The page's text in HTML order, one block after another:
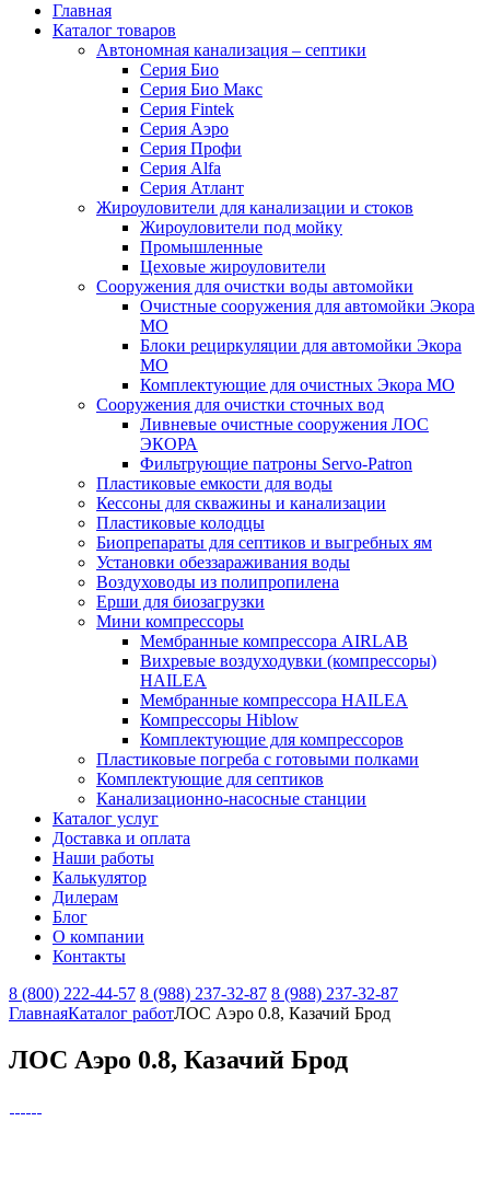
Главная
Каталог товаров
Автономная канализация – септики
Серия Био
Серия Био Макс
Серия Fintek
Серия Аэро
Серия Профи
Серия Alfa
Серия Атлант
Жироуловители для канализации и стоков
Жироуловители под мойку
Промышленные
Цеховые жироуловители
Сооружения для очистки воды автомойки
Очистные сооружения для автомойки Экора
МО
Блоки рециркуляции для автомойки Экора
МО
Комплектующие для очистных Экора МО
Сооружения для очистки сточных вод
Ливневые очистные сооружения ЛОС
ЭКОРА
Фильтрующие патроны Servo-Patron
Пластиковые емкости для воды
Кессоны для скважины и канализации
Пластиковые колодцы
Биопрепараты для септиков и выгребных ям
Установки обеззараживания воды
Воздуховоды из полипропилена
Ерши для биозагрузки
Мини компрессоры
Мембранные компрессора AIRLAB
Вихревые воздуходувки (компрессоры)
HAILEA
Мембранные компрессора HAILEA
Компрессоры Hiblow
Комплектующие для компрессоров
Пластиковые погреба с готовыми полками
Комплектующие для септиков
Канализационно-насосные станции
Каталог услуг
Доставка и оплата
Наши работы
Калькулятор
Дилерам
Блог
О компании
Контакты
8 (800) 222-44-57 8 (988) 237-32-87 8 (988) 237-32-87
ГлавнаяКаталог работЛОС Аэро 0.8, Казачий Брод
ЛОС Аэро 0.8, Казачий Брод